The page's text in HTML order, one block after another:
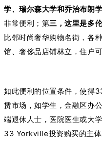
学、瑞尔森大学和乔治布朗
非常便利；第三，这里是多
比邻时尚奢华购物名街，各
馆、奢侈品店铺林立，住户
如此便利的位置条件，使得
赁市场，如学生，金融区办
端退休人士，医院医生或大
33 Yorkville投资购买的主